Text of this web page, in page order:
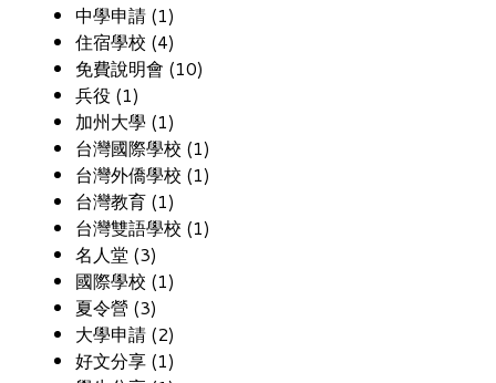
中學申請 (1)
住宿學校 (4)
免費說明會 (10)
兵役 (1)
加州大學 (1)
台灣國際學校 (1)
台灣外僑學校 (1)
台灣教育 (1)
台灣雙語學校 (1)
名人堂 (3)
國際學校 (1)
夏令營 (3)
大學申請 (2)
好文分享 (1)